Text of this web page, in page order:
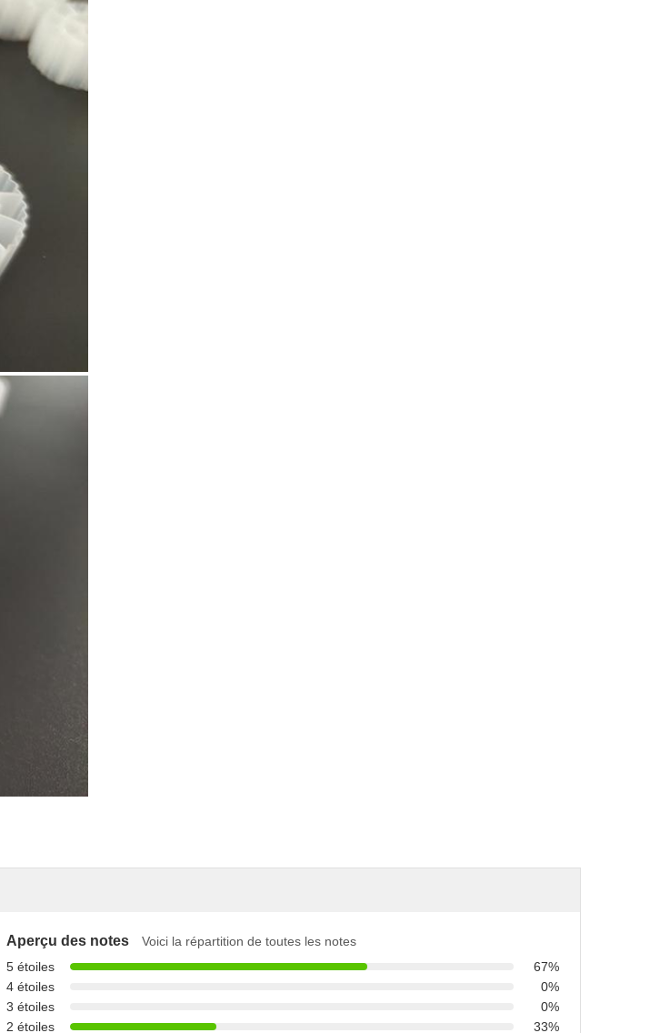
Aperçu des notes
Voici la répartition de toutes les notes
5 étoiles
67%
4 étoiles
0%
3 étoiles
0%
2 étoiles
33%